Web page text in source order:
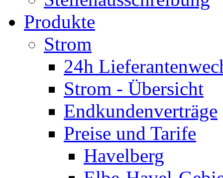
Produkte
Strom
24h
Strom - Übersicht
Endkundenverträge
Preise und Tarife
Havelberg